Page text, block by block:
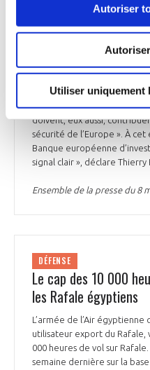
Autoriser
Utiliser uniquement
production et un « soutien
voir les 15 industriels
échange direct avec eux et
Breton. Le commissaire
l’armement « aient un
auprès des banques et des
doivent, eux aussi,
sécurité de l’Europe ». À
Banque européenne
signal clair », déclare Thierry
Ensemble de la presse du 8
DÉFENSE
Le cap des 10 000
les Rafale égyptiens
L’armée de l’Air
utilisateur export du Rafale,
000 heures de vol sur
semaine dernière sur la